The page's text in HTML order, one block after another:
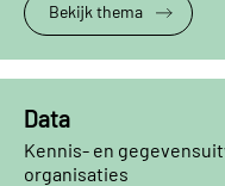
Bekijk thema
Data
Kennis- en
organisaties